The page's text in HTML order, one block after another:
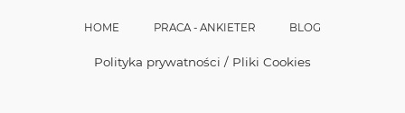
HOME PRACA - ANKIETER BLOG
Polityka prywatności / Pliki Cookies